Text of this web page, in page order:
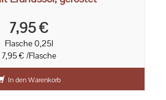
7,95 €
Flasche 0,25l
7,95 € /Flasche
In den Warenkorb